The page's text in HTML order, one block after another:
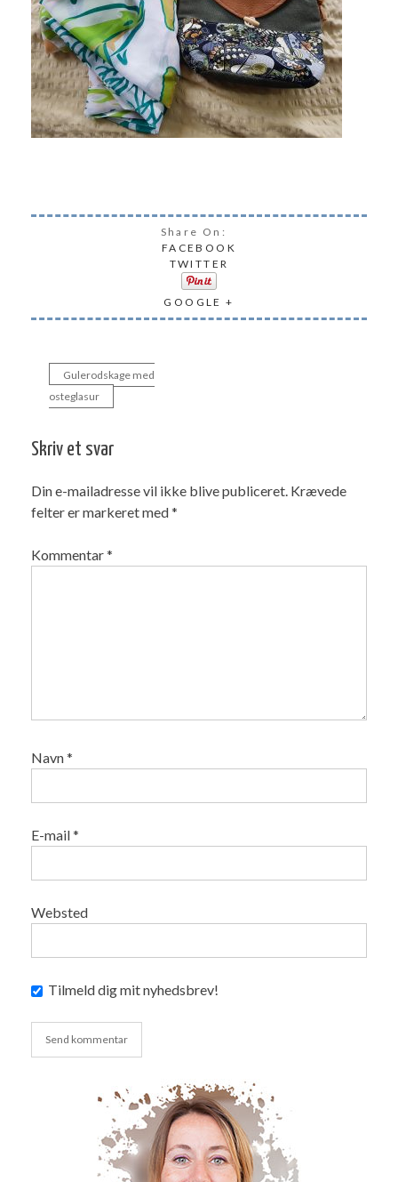
Share On:
FACEBOOK
TWITTER
GOOGLE +
Indlægsnavigation
Gulerodskage med
osteglasur
Skriv et svar
Din e-mailadresse vil ikke blive publiceret. Krævede
felter er markeret med*
Kommentar*
Navn*
E-mail*
Websted
Tilmeld dig mit nyhedsbrev!